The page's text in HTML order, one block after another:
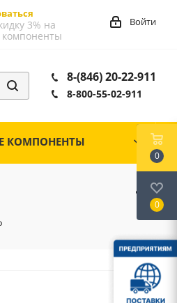
3% на
Войти
8-(846) 20-22-911
8-800-55-02-911
КОМПОНЕНТЫ
0
0